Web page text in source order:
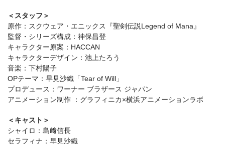
＜スタッフ＞
原作：スクウェア・エニックス『聖剣伝説Legend of Mana』
監督・シリーズ構成：神保昌登
キャラクター原案：HACCAN
キャラクターデザイン：池上たろう
音楽：下村陽子
OPテーマ：早見沙織「Tear of Will」
プロデュース：ワーナー ブラザース ジャパン
アニメーション制作 ：グラフィニカ×横浜アニメーションラボ
＜キャスト＞
シャイロ：島﨑信長
セラフィナ：早見沙織